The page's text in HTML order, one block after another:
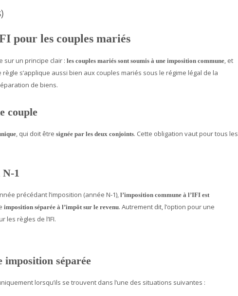
pour les couples mariés
sur un principe clair : les couples mariés sont soumis à une imposition commune, et
règle s’applique aussi bien aux couples mariés sous le régime légal de la
de biens.
couple
, qui doit être signée par les deux conjoints. Cette obligation vaut pour tous les
précédant l’imposition (année N‑1), l’imposition commune à l’IFI est
imposition séparée à l’impôt sur le revenu. Autrement dit, l’option pour une
les règles de l’IFI.
imposition séparée
lorsqu’ils se trouvent dans l’une des situations suivantes :